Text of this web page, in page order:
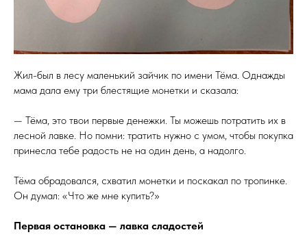
Жил-был в лесу маленький зайчик по имени Тёма. Однажды
мама дала ему три блестящие монетки и сказала:
— Тёма, это твои первые денежки. Ты можешь потратить их в
лесной лавке. Но помни: тратить нужно с умом, чтобы покупка
принесла тебе радость не на один день, а надолго.
Тёма обрадовался, схватил монетки и поскакал по тропинке.
Он думал: «Что же мне купить?»
Первая остановка — лавка сладостей